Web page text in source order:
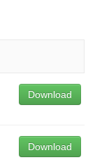
Download
Download